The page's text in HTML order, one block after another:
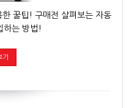
꿀팁! 구매전 살펴보는 자동
하는 방법!